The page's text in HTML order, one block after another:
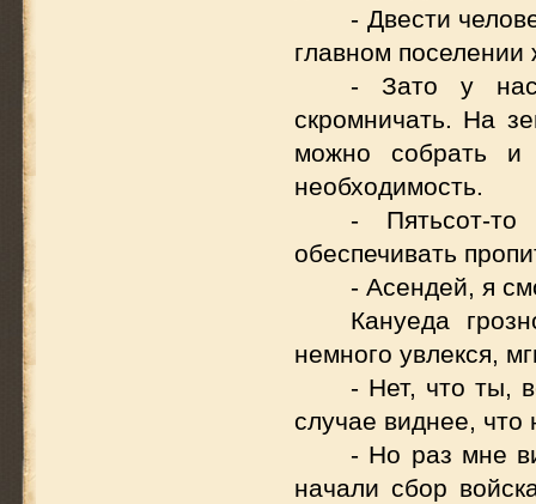
- Двести
главном
- Зато у
скромничать. На
можно собрать
необходимость.
- Пятьсот-
обеспечивать
- Асендей, я
Кануеда
немного увлекся,
- Нет, что ты,
случае виднее, что
- Но раз мне
начали сбор